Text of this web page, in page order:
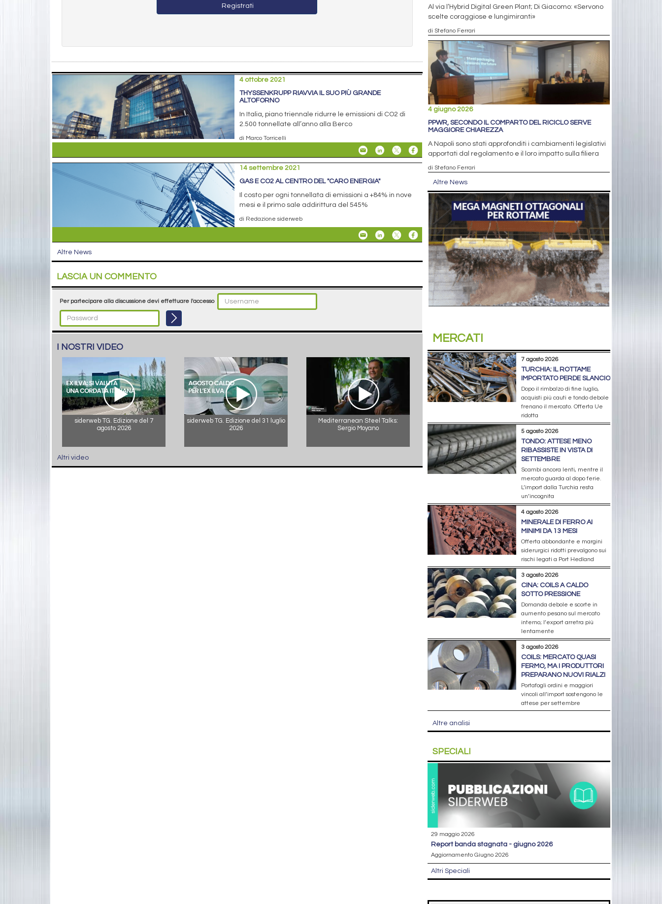
Registrati
4 ottobre 2021
THYSSENKRUPP RIAVVIA IL SUO PIÙ GRANDE
ALTOFORNO
In Italia, piano triennale ridurre le emissioni di CO2 di
2.500 tonnellate all’anno alla Berco
di Marco Torricelli
14 settembre 2021
GAS E CO2 AL CENTRO DEL "CARO ENERGIA"
Il costo per ogni tonnellata di emissioni a +84% in nove
mesi e il primo sale addirittura del 545%
di Redazione siderweb
Altre News
LASCIA UN COMMENTO
Per partecipare alla discussione devi effettuare l'accesso
I NOSTRI VIDEO
siderweb TG. Edizione del 7
agosto 2026
siderweb TG. Edizione del 31 luglio
2026
Mediterranean Steel Talks:
Sergio Moyano
Altri video
Al via l’Hybrid Digital Green Plant; Di Giacomo: «Servono
scelte coraggiose e lungimiranti»
di Stefano Ferrari
4 giugno 2026
PPWR, SECONDO IL COMPARTO DEL RICICLO SERVE
MAGGIORE CHIAREZZA
A Napoli sono stati approfonditi i cambiamenti legislativi
apportati dal regolamento e il loro impatto sulla filiera
di Stefano Ferrari
Altre News
MERCATI
7 agosto 2026
TURCHIA: IL ROTTAME
IMPORTATO PERDE SLANCIO
Dopo il rimbalzo di fine luglio,
acquisti più cauti e tondo debole
frenano il mercato. Offerta Ue
ridotta
5 agosto 2026
TONDO: ATTESE MENO
RIBASSISTE IN VISTA DI
SETTEMBRE
Scambi ancora lenti, mentre il
mercato guarda al dopo ferie.
L’import dalla Turchia resta
un’incognita
4 agosto 2026
MINERALE DI FERRO AI
MINIMI DA 13 MESI
Offerta abbondante e margini
siderurgici ridotti prevalgono sui
rischi legati a Port Hedland
3 agosto 2026
CINA: COILS A CALDO
SOTTO PRESSIONE
Domanda debole e scorte in
aumento pesano sul mercato
interno; l’export arretra più
lentamente
3 agosto 2026
COILS: MERCATO QUASI
FERMO, MA I PRODUTTORI
PREPARANO NUOVI RIALZI
Portafogli ordini e maggiori
vincoli all’import sostengono le
attese per settembre
Altre analisi
SPECIALI
29 maggio 2026
report banda stagnata - giugno 2026
Aggiornamento Giugno 2026
Altri Speciali